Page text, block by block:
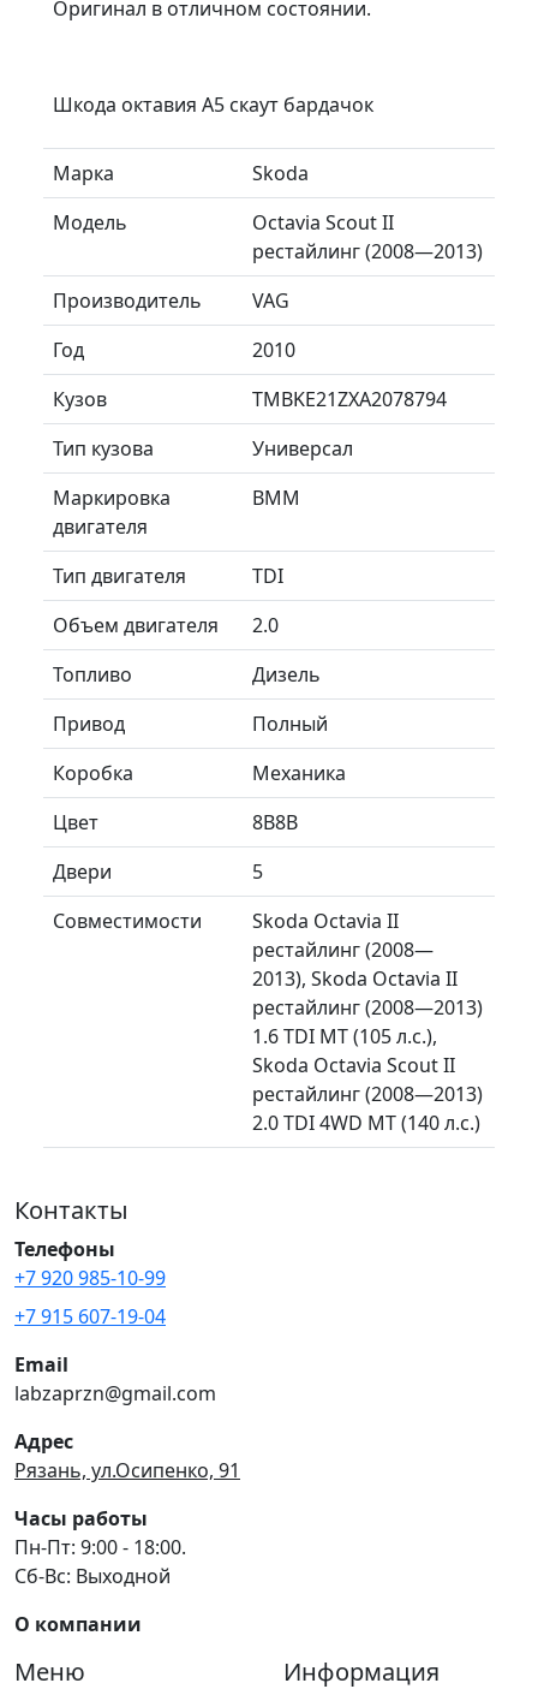
Оригинал в отличном состоянии.
Шкода октавия А5 скаут бардачок
Марка
Skoda
Модель
Octavia Scout II
рестайлинг (2008—2013)
Производитель
VAG
Год
2010
Кузов
TMBKE21ZXA2078794
Тип кузова
Универсал
Маркировка
двигателя
BMM
Тип двигателя
TDI
Объем двигателя
2.0
Топливо
Дизель
Привод
Полный
Коробка
Механика
Цвет
8B8B
Двери
5
Совместимости
Skoda Octavia II
рестайлинг (2008—
2013), Skoda Octavia II
рестайлинг (2008—2013)
1.6 TDI MT (105 л.с.),
Skoda Octavia Scout II
рестайлинг (2008—2013)
2.0 TDI 4WD MT (140 л.с.)
Контакты
Телефоны
+7 920 985-10-99
+7 915 607-19-04
Email
labzaprzn@gmail.com
Адрес
Рязань, ул.Осипенко, 91
Часы работы
Пн-Пт: 9:00 - 18:00.
Сб-Вс: Выходной
О компании
Меню Информация